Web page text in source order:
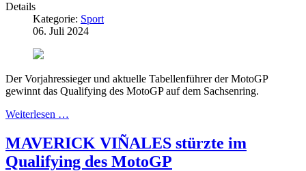
Details
Kategorie: Sport
06. Juli 2024
Der Vorjahressieger und aktuelle Tabellenführer der MotoGP
gewinnt das Qualifying des MotoGP auf dem Sachsenring.
Weiterlesen …
MAVERICK VIÑALES stürzte im
Qualifying des MotoGP